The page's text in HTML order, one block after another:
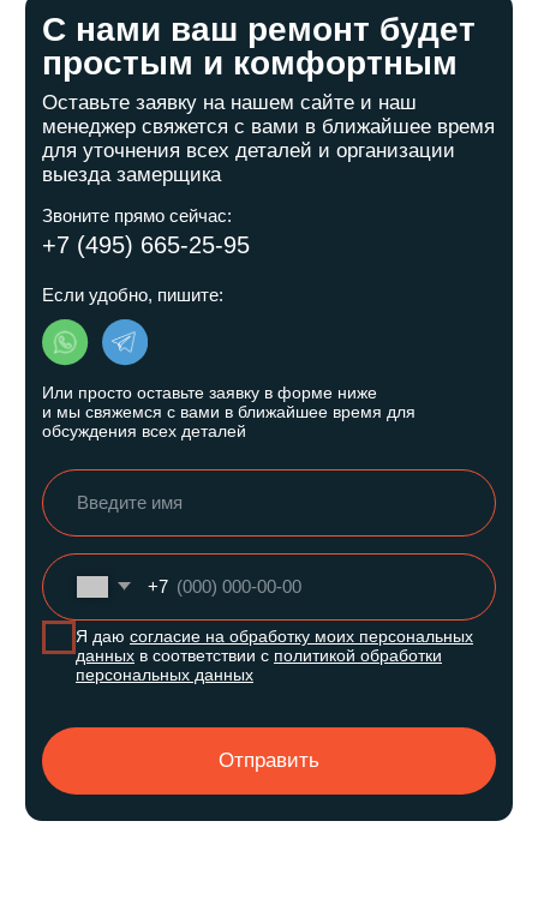
Как мы работаем
Галерея
Портфолио
Видео-обзор
Связаться с нами
Все права защищены, копирование запрещено и
преследуется законом
Политика конфиденциальности